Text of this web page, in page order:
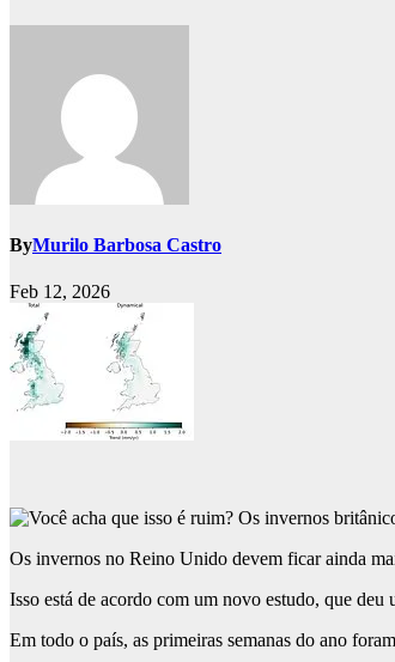
ByMurilo Barbosa Castro
Feb 12, 2026
Os invernos no Reino Unido devem ficar ainda
Isso está de acordo com um novo estudo, que
Em todo o país, as primeiras semanas do ano